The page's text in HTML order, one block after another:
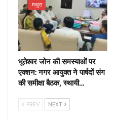
मथुरा
भूतेश्वर जोन की समस्याओं पर
एक्शन: नगर आयुक्त ने पार्षदों संग
की समीक्षा बैठक, स्थायी…
PREV NEXT